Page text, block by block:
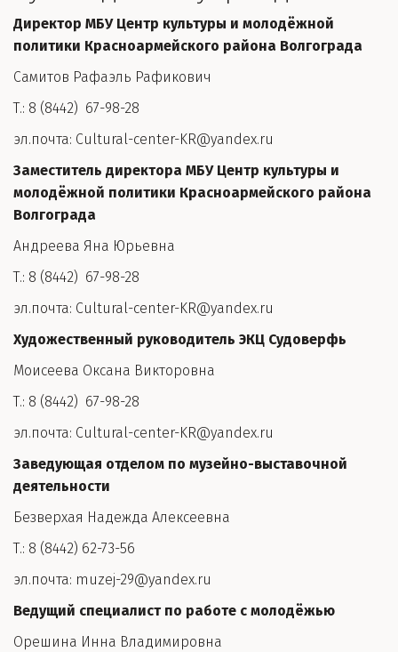
Директор МБУ Центр культуры и молодёжной
политики Красноармейского района Волгограда
Самитов Рафаэль Рафикович
Т.: 8 (8442)  67-98-28
эл.почта: Cultural-center-KR@yandex.ru
Заместитель директора МБУ Центр культуры и
молодёжной политики Красноармейского района
Волгограда
Андреева Яна Юрьевна
Т.: 8 (8442)  67-98-28
эл.почта: Cultural-center-KR@yandex.ru
Художественный руководитель ЭКЦ Судоверфь
Моисеева Оксана Викторовна
Т.: 8 (8442)  67-98-28
эл.почта: Cultural-center-KR@yandex.ru
Заведующая отделом по музейно-выставочной
деятельности
Безверхая Надежда Алексеевна
Т.: 8 (8442) 62-73-56
эл.почта: muzej-29@yandex.ru
Ведущий специалист по работе с молодёжью
Орешина Инна Владимировна